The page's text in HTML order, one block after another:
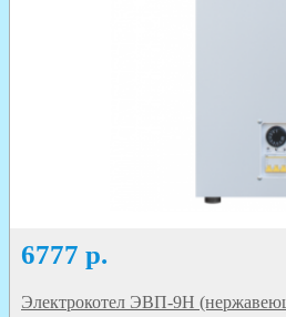
6777 р.
Электрокотел ЭВП-9Н